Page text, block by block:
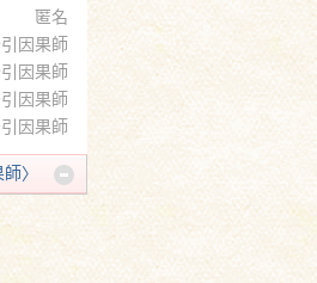
匿名
因果師
因果師
因果師
因果師
〉